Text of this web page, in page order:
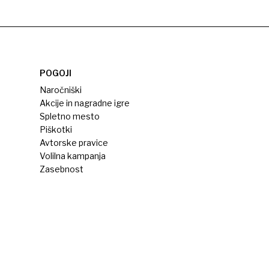
POGOJI
Naročniški
Akcije in nagradne igre
Spletno mesto
Piškotki
Avtorske pravice
Volilna kampanja
Zasebnost